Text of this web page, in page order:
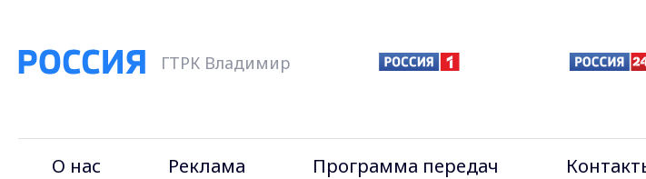
ГТРК Владимир
О нас Реклама Программа передач